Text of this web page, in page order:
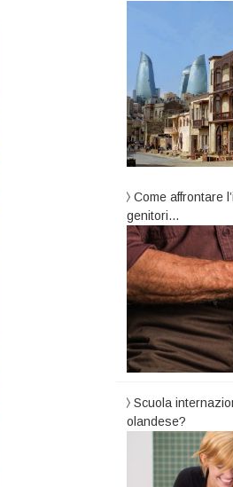
Come affrontare
genitori…
Scuola
olandese?